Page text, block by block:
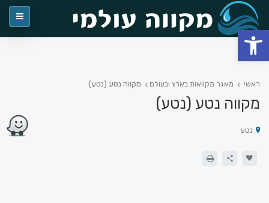
ראשי מאגר מקוואות בארץ ובעולם מקווה נטע (נטע)
מקווה נטע (נטע)
נטע
פתח סרגל נגישות